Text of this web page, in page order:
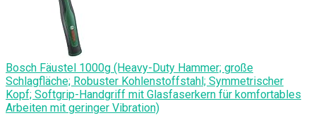
Bosch Fäustel 1000g (Heavy-Duty Hammer; große
Schlagfläche; Robuster Kohlenstoffstahl; Symmetrischer
Kopf; Softgrip-Handgriff mit Glasfaserkern für komfortables
Arbeiten mit geringer Vibration)